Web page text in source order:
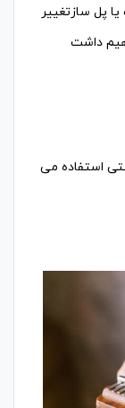
پل سازتغییر
داشت
استفاده می